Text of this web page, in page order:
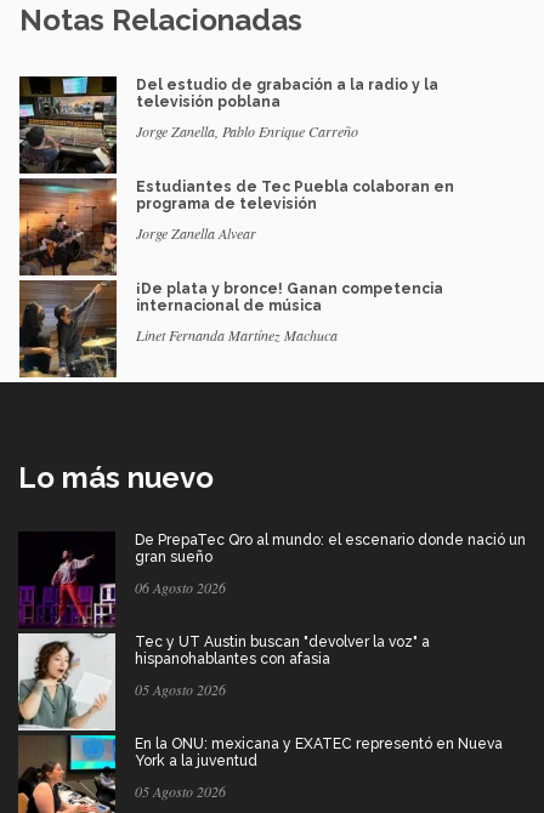
Notas Relacionadas
Del estudio de grabación a la radio y la
televisión poblana
Jorge Zanella, Pablo Enrique Carreño
Estudiantes de Tec Puebla colaboran en
programa de televisión
Jorge Zanella Alvear
¡De plata y bronce! Ganan competencia
internacional de música
Linet Fernanda Martínez Machuca
Lo más nuevo
De PrepaTec Qro al mundo: el escenario donde nació un
gran sueño
06 Agosto 2026
Tec y UT Austin buscan "devolver la voz" a
hispanohablantes con afasia
05 Agosto 2026
En la ONU: mexicana y EXATEC representó en Nueva
York a la juventud
05 Agosto 2026